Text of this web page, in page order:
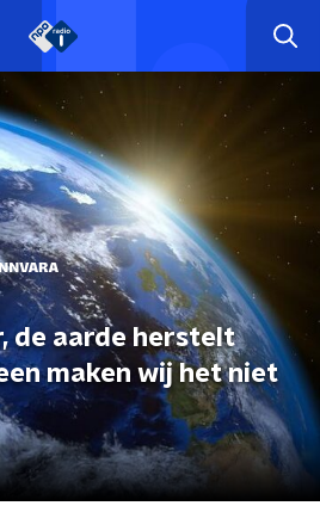
de aarde herstelt
maken wij het niet